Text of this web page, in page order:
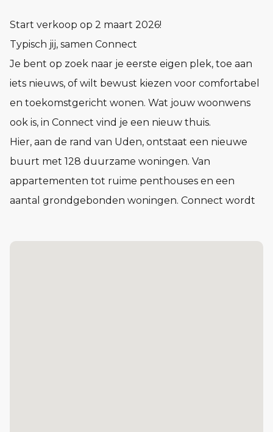
Start verkoop op 2 maart 2026!
Typisch jij, samen Connect
Je bent op zoek naar je eerste eigen plek, toe aan
iets nieuws, of wilt bewust kiezen voor comfortabel
en toekomstgericht wonen. Wat jouw woonwens
ook is, in Connect vind je een nieuw thuis.
Hier, aan de rand van Uden, ontstaat een nieuwe
buurt met 128 duurzame woningen. Van
appartementen tot ruime penthouses en een
aantal grondgebonden woningen. Connect wordt
kent, nog voor je er woont.